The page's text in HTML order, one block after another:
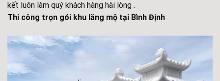
kết luôn làm quý khách hàng hài lòng .
Thi công trọn gói khu lăng mộ tại Bình Định